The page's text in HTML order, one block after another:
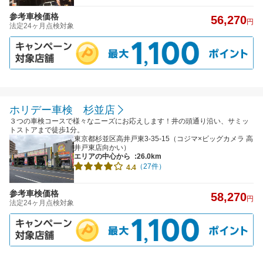
参考車検価格
法定24ヶ月点検対象 56,270円
ホリデー車検 杉並店
３つの車検コースで様々なニーズにお応えします！井の頭通り沿い、サミッ
トストアまで徒歩1分。
東京都杉並区高井戸東3-35-15（コジマ×ビッグカメラ 高
井戸東店向かい）
エリアの中心から
:26.0km
4.4 （27件）
参考車検価格
法定24ヶ月点検対象 58,270円